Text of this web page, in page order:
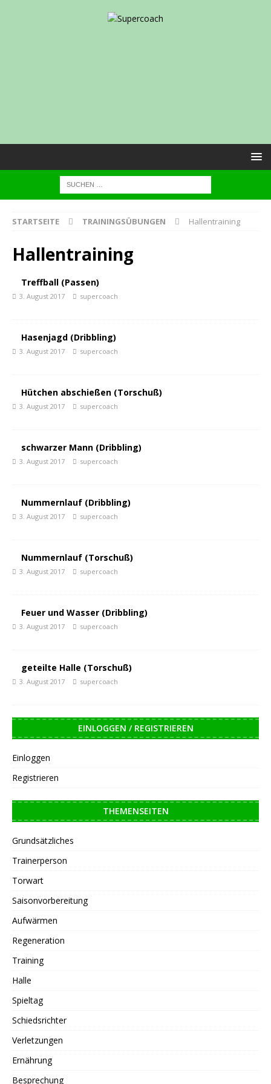
STARTSEITE TRAININGSÜBUNGEN Hallentraining
Hallentraining
Treffball (Passen)
3. August 2017 supercoach
Hasenjagd (Dribbling)
3. August 2017 supercoach
Hütchen abschießen (Torschuß)
3. August 2017 supercoach
schwarzer Mann (Dribbling)
3. August 2017 supercoach
Nummernlauf (Dribbling)
3. August 2017 supercoach
Nummernlauf (Torschuß)
3. August 2017 supercoach
Feuer und Wasser (Dribbling)
3. August 2017 supercoach
geteilte Halle (Torschuß)
3. August 2017 supercoach
EINLOGGEN / REGISTRIEREN
Einloggen
Registrieren
THEMENSEITEN
Grundsätzliches
Trainerperson
Torwart
Saisonvorbereitung
Aufwärmen
Regeneration
Training
Halle
Spieltag
Schiedsrichter
Verletzungen
Ernährung
Besprechung